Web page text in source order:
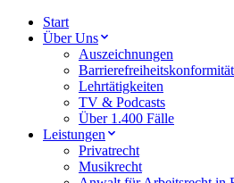
Start
Über Uns
Auszeichnungen
Lehrtätigkeiten
TV & Podcasts
Über 1.400 Fälle
Leistungen
Privatrecht
Musikrecht